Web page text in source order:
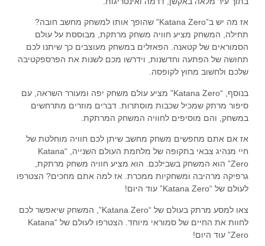
אז מה יש ב”Katana Zero” שהופך אותו למשחק מחשב חובה?
תחילה, המשחק מציע חוויה משחק מרתקת, מבוססת על עולם
הסמוראים של קטאנה. הפאזלים במשחק מעוצבים כך שיתנו לכם
תחושה של הפתעה וחדשנות, וידרשו מכם לשנות את הפרספקטיבה
שלכם ולחשוב מחוץ לקופסה.
בנוסף, “Katana Zero” מציע עולם משחק יפה ומעורר השראה, עם
סיפור מרתק שמכיל שכבות מוסתרות. דברים מוזרים מתרחשים
במשחק, והם מוסיפים לחוויה המשחק המרתקת.
אז אם אתם מחפשים משחק מחשב שיתן לכם חוויה מוחלטת של
חיי מנהיג צבאי בתקופה של מלחמת העולם השנייה, “Katana
Zero” הוא המשחק בשבילכם. הוא מציע חוויה משחק מרתקת,
גרפיקה מרהיבה ומשחקיות ממכרת. אז למה אתם מחכים? הצטרפו
לעולם של “Katana Zero” עוד היום!
צאו למסע מרתק בעולם של “Katana Zero”, המשחק שיאפשר לכם
לחוות את החיים של סמוראי מיוחד. הצטרפו לעולם של “Katana
Zero” עוד היום!